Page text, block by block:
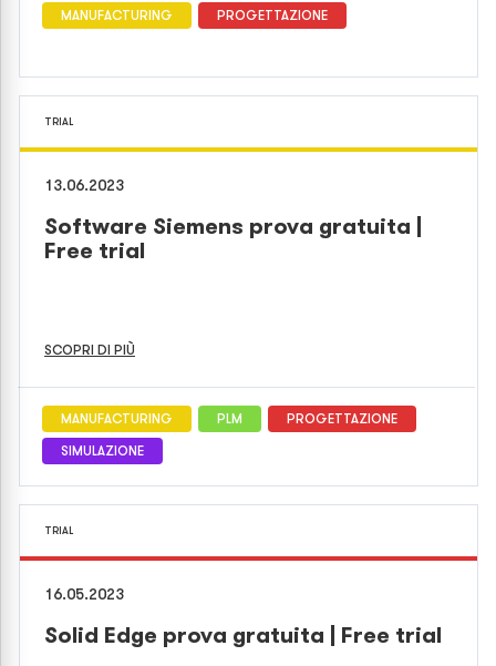
MANUFACTURING PROGETTAZIONE
TRIAL
13.06.2023
Software Siemens prova gratuita |
Free trial
SCOPRI DI PIÙ
MANUFACTURING PLM
PROGETTAZIONE
SIMULAZIONE
TRIAL
16.05.2023
Solid Edge prova gratuita | Free trial